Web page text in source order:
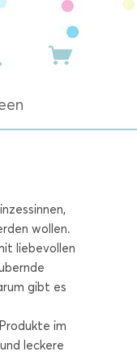
wollen.
liebevollen
gibt es
im
leckere